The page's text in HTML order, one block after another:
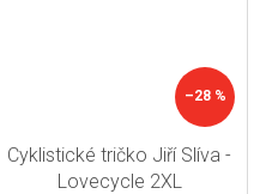
–28 %
Cyklistické tričko Jiří Slíva -
Lovecycle 2XL